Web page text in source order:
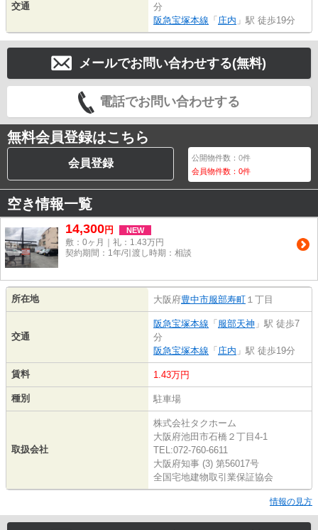
交通
分
阪急宝塚本線 「 庄内 」駅 徒歩19分
メールでお問い合わせする(無料)
電話でお問い合わせする
無料会員登録はこちら
会員登録 公開物件数：0件
会員物件数：0件
空き情報一覧
14,300円 NEW
敷：0ヶ月｜礼：1.43万円
契約期間：1年/引渡し時期：相談
所在地 大阪府豊中市服部寿町 １丁目
交通
阪急宝塚本線 「 服部天神 」駅 徒歩7
分
阪急宝塚本線 「 庄内 」駅 徒歩19分
賃料 1.43万円
種別 駐車場
取扱会社
株式会社タクホーム
大阪府池田市石橋２丁目4-1
TEL:072-760-6611
大阪府知事 (3) 第56017号
全国宅地建物取引業保証協会
情報の見方